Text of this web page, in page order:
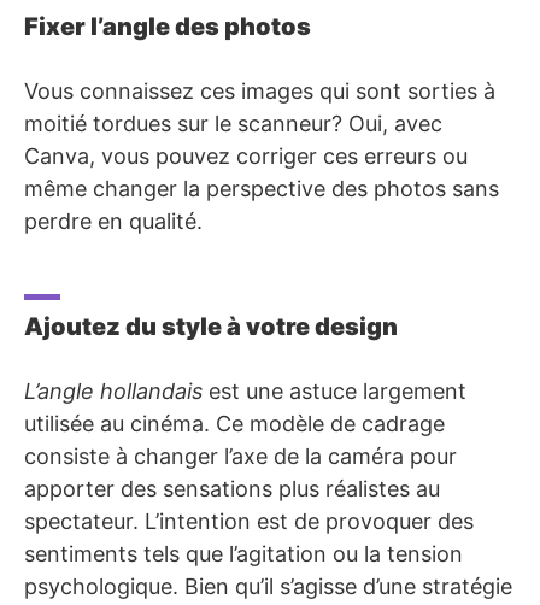
Fixer l’angle des photos
Vous connaissez ces images qui sont sorties à
moitié tordues sur le scanneur? Oui, avec
Canva, vous pouvez corriger ces erreurs ou
même changer la perspective des photos sans
perdre en qualité.
Ajoutez du style à votre design
L’angle hollandais est une astuce largement
utilisée au cinéma. Ce modèle de cadrage
consiste à changer l’axe de la caméra pour
apporter des sensations plus réalistes au
spectateur. L’intention est de provoquer des
sentiments tels que l’agitation ou la tension
psychologique. Bien qu’il s’agisse d’une stratégie